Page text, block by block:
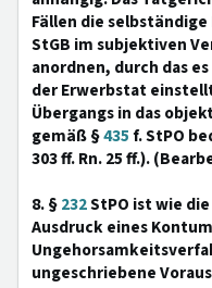
Fällen die
StGB im subjektiven
anordnen, durch das
der Erwerbstat
Übergangs in das
gemäß §435f. StPO
303 ff. Rn. 25 ff.).
8. §232StPO ist wie
Ausdruck eines
ungeschriebene